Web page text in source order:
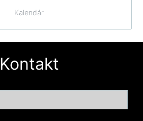
Kalendár
Kontakt